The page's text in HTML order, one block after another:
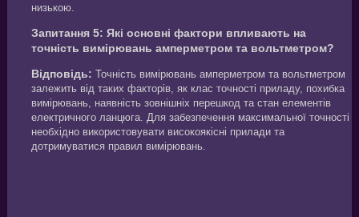
низькою.
Запитання 5: Які основні фактори впливають на
точність вимірювань амперметром та вольтметром?
Відповідь: Точність вимірювань амперметром та вольтметром
залежить від таких факторів, як клас точності приладу, похибка
вимірювань, наявність зовнішніх перешкод та стан елементів
електричного ланцюга. Для забезпечення максимальної точності
необхідно використовувати високоякісні прилади та
дотримуватися правил вимірювань.